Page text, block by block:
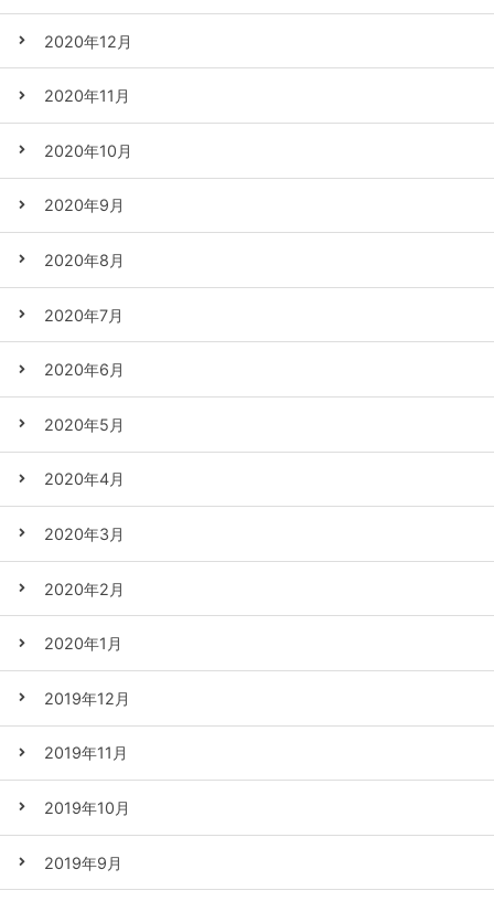
2020年12月
2020年11月
2020年10月
2020年9月
2020年8月
2020年7月
2020年6月
2020年5月
2020年4月
2020年3月
2020年2月
2020年1月
2019年12月
2019年11月
2019年10月
2019年9月